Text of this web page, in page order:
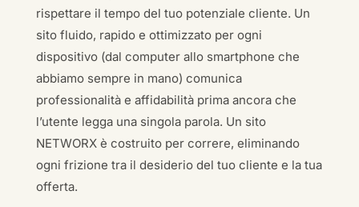
rispettare il tempo del tuo potenziale cliente. Un
sito fluido, rapido e ottimizzato per ogni
dispositivo (dal computer allo smartphone che
abbiamo sempre in mano) comunica
professionalità e affidabilità prima ancora che
l’utente legga una singola parola. Un sito
NETWORX è costruito per correre, eliminando
ogni frizione tra il desiderio del tuo cliente e la tua
offerta.